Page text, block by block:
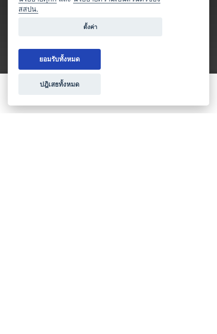
ประเภทธุรกิจไมซ์
สสปน.
ตั้งค่า
ยอมรับทั้งหมด
ปฎิเสธทั้งหมด